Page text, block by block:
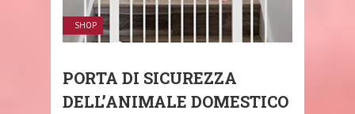
SHOP
PORTA DI SICUREZZA
DELL’ANIMALE DOMESTICO